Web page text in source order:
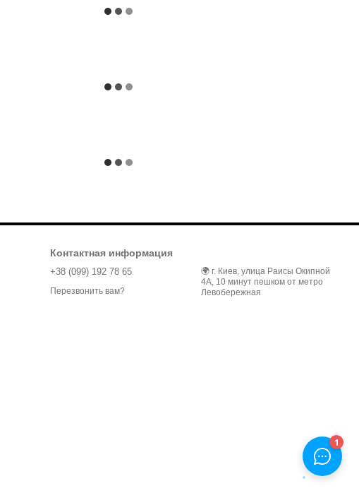
Контактная информация
+38 (099) 192 78 65
Перезвонить вам?
🌍 г. Киев, улица Раисы Окипной
4А, 10 минут пешком от метро
Левобережная